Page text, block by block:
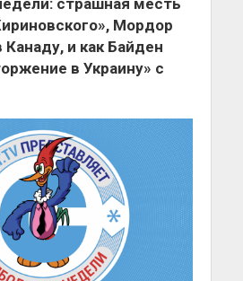
страшная месть
Мордор
Канаду, и как Байден
в Украину» с